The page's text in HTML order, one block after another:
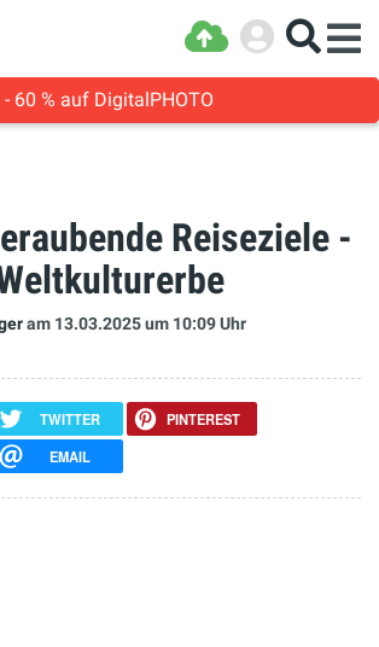
- 60 % auf DigitalPHOTO
Reiseziele -
am 13.03.2025um 10:09 Uhr
TWITTER
PINTEREST
EMAIL